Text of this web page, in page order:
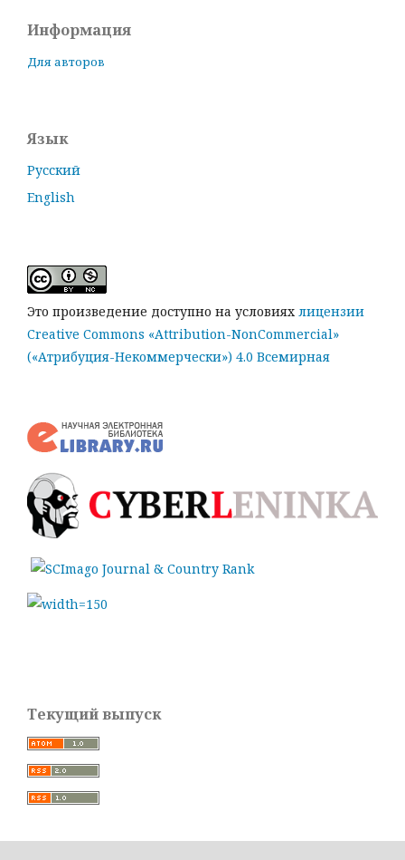
Информация
Для авторов
Язык
Русский
English
Это произведение доступно на условиях лицензии
Creative Commons «Attribution-NonCommercial»
(«Атрибуция-Некоммерчески») 4.0 Всемирная
Текущий выпуск